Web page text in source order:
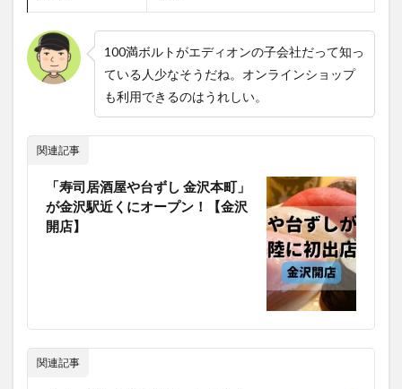
100満ボルトがエディオンの子会社だって知っ
ている人少なそうだね。オンラインショップ
も利用できるのはうれしい。
関連記事
「寿司居酒屋や台ずし 金沢本町」
が金沢駅近くにオープン！【金沢
開店】
関連記事